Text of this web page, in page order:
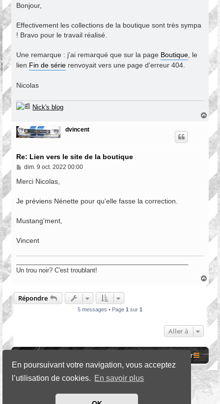
En poursuivant votre navigation, vous acceptez
l’utilisation de cookies. En savoir plus
s
g
e
Bonjour,
Effectivement les collections de la boutique sont très sympa
! Bravo pour le travail réalisé.
Une remarque : j'ai remarqué que sur la page Boutique , le
lien Fin de série renvoyait vers une page d'erreur 404.
Nicolas
Nick's blog
H
dvincent
Re: Lien vers le site de la boutique
M
s
g
dim. 9 oct. 2022 00:00
Merci Nicolas,
Je préviens Nénette pour qu'elle fasse la correction.
Mustang'ment,
Vincent
Un trou noir? C'est troublant!
H
a
Répondre
5 messages • Page 1 sur 1
Aller à
Nous contacter
SE Gamer Style byphpBB Styles